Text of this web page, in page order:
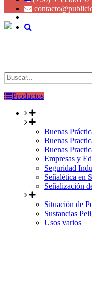
Productos
Buenas
Buenas
Buenas
Empresas y
Seguridad
Señalética en
Señalización
Situación de
Sustancias
Usos varios